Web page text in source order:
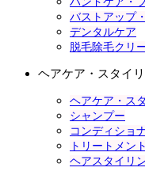
バストアップ
デンタルケア
脱毛除毛クリ
ヘアケア・スタイ
ヘアケア・ス
シャンプー
コンディショ
トリートメン
ヘアスタイリ